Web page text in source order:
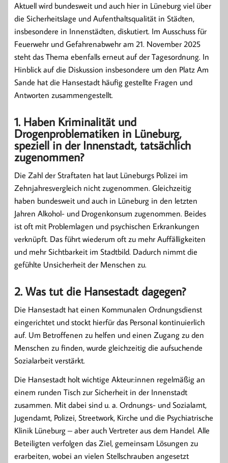
Aktuell wird bundesweit und auch hier in Lüneburg viel über
die Sicherheitslage und Aufenthaltsqualität in Städten,
insbesondere in Innenstädten, diskutiert. Im Ausschuss für
Feuerwehr und Gefahrenabwehr am 21. November 2025
steht das Thema ebenfalls erneut auf der Tagesordnung. In
Hinblick auf die Diskussion insbesondere um den Platz Am
Sande hat die Hansestadt häufig gestellte Fragen und
Antworten zusammengestellt.
1. Haben Kriminalität und
Drogenproblematiken in Lüneburg,
speziell in der Innenstadt, tatsächlich
zugenommen?
Die Zahl der Straftaten hat laut Lüneburgs Polizei im
Zehnjahresvergleich nicht zugenommen. Gleichzeitig
haben bundesweit und auch in Lüneburg in den letzten
Jahren Alkohol- und Drogenkonsum zugenommen. Beides
ist oft mit Problemlagen und psychischen Erkrankungen
verknüpft. Das führt wiederum oft zu mehr Auffälligkeiten
und mehr Sichtbarkeit im Stadtbild. Dadurch nimmt die
gefühlte Unsicherheit der Menschen zu.
2. Was tut die Hansestadt dagegen?
Die Hansestadt hat einen Kommunalen Ordnungsdienst
eingerichtet und stockt hierfür das Personal kontinuierlich
auf. Um Betroffenen zu helfen und einen Zugang zu den
Menschen zu finden, wurde gleichzeitig die aufsuchende
Sozialarbeit verstärkt.
Die Hansestadt holt wichtige Akteur:innen regelmäßig an
einem runden Tisch zur Sicherheit in der Innenstadt
zusammen. Mit dabei sind u. a. Ordnungs- und Sozialamt,
Jugendamt, Polizei, Streetwork, Kirche und die Psychiatrische
Klinik Lüneburg – aber auch Vertreter aus dem Handel. Alle
Beteiligten verfolgen das Ziel, gemeinsam Lösungen zu
erarbeiten, wobei an vielen Stellschrauben angesetzt